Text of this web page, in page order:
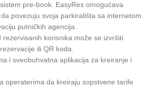
pre-book. EasyRes omogućava
povezuju svoja parkirališta sa internetom
putničkih agencija.
korisnika može se izvršiti
ili QR koda.
i sveobuhvatna aplikacija za kreiranje i
operaterima da kreiraju sopstvene tarife